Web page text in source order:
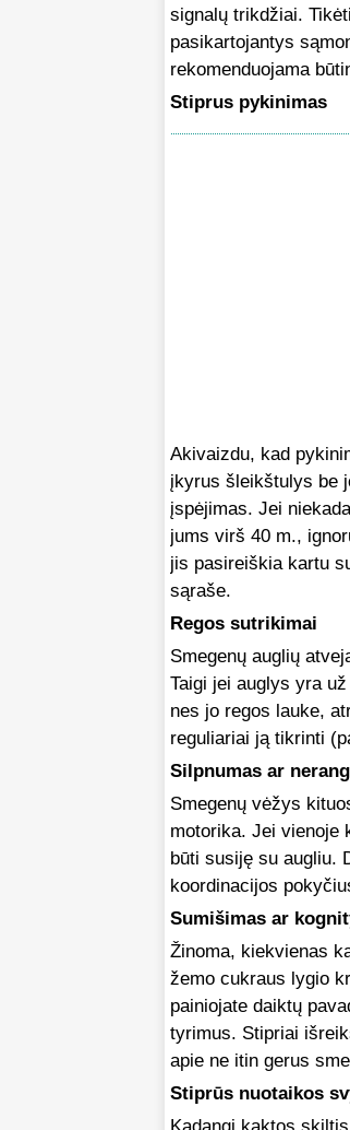
signalų trikdžiai.
pasikartojantys
rekomenduojama
Stiprus pykinimas
Akivaizdu, kad
įkyrus šleikštulys be
įspėjimas. Jei
jums virš 40 m.,
jis pasireiškia kartu
sąraše.
Regos sutrikimai
Smegenų auglių
Taigi jei auglys yra
nes jo regos lauke,
reguliariai ją tikrinti
Silpnumas ar
Smegenų vėžys
motorika. Jei vienoje
būti susiję su augliu.
koordinacijos
Sumišimas ar
Žinoma, kiekvienas
žemo cukraus lygio
painiojate daiktų
tyrimus. Stipriai
apie ne itin gerus
Stiprūs nuotaikos